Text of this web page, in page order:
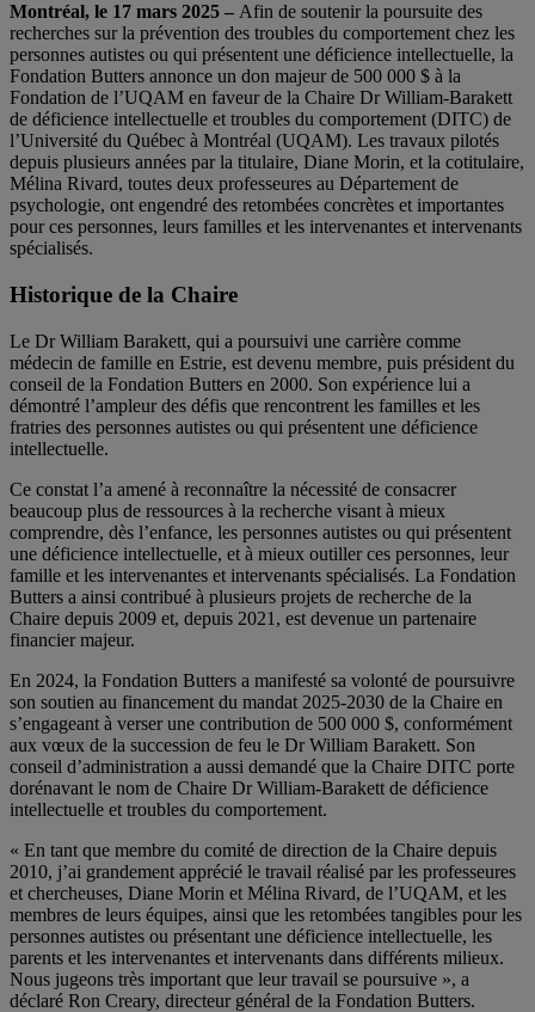
Montréal, le 17 mars 2025 – Afin de soutenir la poursuite des
recherches sur la prévention des troubles du comportement chez les
personnes autistes ou qui présentent une déficience intellectuelle, la
Fondation Butters annonce un don majeur de 500 000 $ à la
Fondation de l’UQAM en faveur de la Chaire Dr William-Barakett
de déficience intellectuelle et troubles du comportement (DITC) de
l’Université du Québec à Montréal (UQAM). Les travaux pilotés
depuis plusieurs années par la titulaire, Diane Morin, et la cotitulaire,
Mélina Rivard, toutes deux professeures au Département de
psychologie, ont engendré des retombées concrètes et importantes
pour ces personnes, leurs familles et les intervenantes et intervenants
spécialisés.
Historique de la Chaire
Le Dr William Barakett, qui a poursuivi une carrière comme
médecin de famille en Estrie, est devenu membre, puis président du
conseil de la Fondation Butters en 2000. Son expérience lui a
démontré l’ampleur des défis que rencontrent les familles et les
fratries des personnes autistes ou qui présentent une déficience
intellectuelle.
Ce constat l’a amené à reconnaître la nécessité de consacrer
beaucoup plus de ressources à la recherche visant à mieux
comprendre, dès l’enfance, les personnes autistes ou qui présentent
une déficience intellectuelle, et à mieux outiller ces personnes, leur
famille et les intervenantes et intervenants spécialisés. La Fondation
Butters a ainsi contribué à plusieurs projets de recherche de la
Chaire depuis 2009 et, depuis 2021, est devenue un partenaire
financier majeur.
En 2024, la Fondation Butters a manifesté sa volonté de poursuivre
son soutien au financement du mandat 2025-2030 de la Chaire en
s’engageant à verser une contribution de 500 000 $, conformément
aux vœux de la succession de feu le Dr William Barakett. Son
conseil d’administration a aussi demandé que la Chaire DITC porte
dorénavant le nom de Chaire Dr William-Barakett de déficience
intellectuelle et troubles du comportement.
« En tant que membre du comité de direction de la Chaire depuis
2010, j’ai grandement apprécié le travail réalisé par les professeures
et chercheuses, Diane Morin et Mélina Rivard, de l’UQAM, et les
membres de leurs équipes, ainsi que les retombées tangibles pour les
personnes autistes ou présentant une déficience intellectuelle, les
parents et les intervenantes et intervenants dans différents milieux.
Nous jugeons très important que leur travail se poursuive », a
déclaré Ron Creary, directeur général de la Fondation Butters.